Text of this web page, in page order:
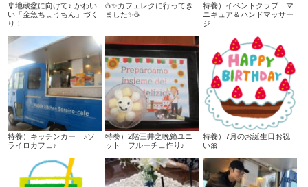
🎐地蔵盆に向けて♪ かわい
い「金魚ちょうちん」づく
り！
☕✨カフェレクに行ってき
ました✨☕
特養）イベントクラブ マ
ニキュア＆ハンドマッサー
ジ
特養）キッチンカー ♪ソ
ライロカフェ♪
特養）2階三井之晩鐘ユニ
ット フルーチェ作り♪
特養）7月のお誕生日お祝
い🎀